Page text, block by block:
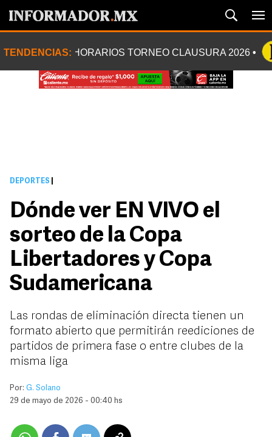
TENDENCIAS: HORARIOS TORNEO CLAUSURA 2026
DEPORTES
Dónde ver EN VIVO el
sorteo de la Copa
Libertadores y Copa
Sudamericana
Las rondas de eliminación directa tienen un
formato abierto que permitirán reediciones de
partidos de primera fase o entre clubes de la
misma liga
Por: G. Solano
29 de mayo de 2026 - 00:40 hs